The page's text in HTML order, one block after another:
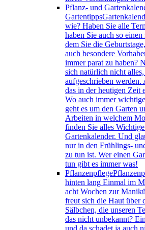
Pflanz- und
Gartentipps
wie? Haben Sie alle
haben Sie auch so
dem Sie die
auch besondere
immer parat zu haben?
sich natürlich nicht
aufgeschrieben
das in der heutigen Zeit
Wo auch immer
geht es um den Garten
Arbeiten in welchem
finden Sie alles
Gartenkalender. Und
nur in den Frühlings-
zu tun ist. Wer einen
tun gibt es immer was!
Pflanzenpflege
hinten lang Einmal im
acht Wochen zur
freut sich die Haut über
Sälbchen, die unseren
das nicht unbekannt?
und da schadet ja auch